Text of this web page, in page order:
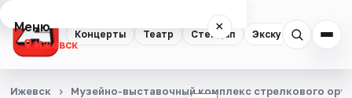
Концерты Театр Стендап Экскурсии
Меню ×
Ижевск
Концерты
Ижевск Музейно-выставочный комплекс стрелкового